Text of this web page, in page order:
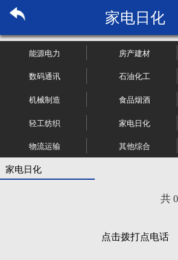
家电日化
能源电力 房产建材
数码通讯 石油化工
机械制造 食品烟酒
轻工纺织 家电日化
物流运输 其他综合
家电日化
共
点击拨打点电话